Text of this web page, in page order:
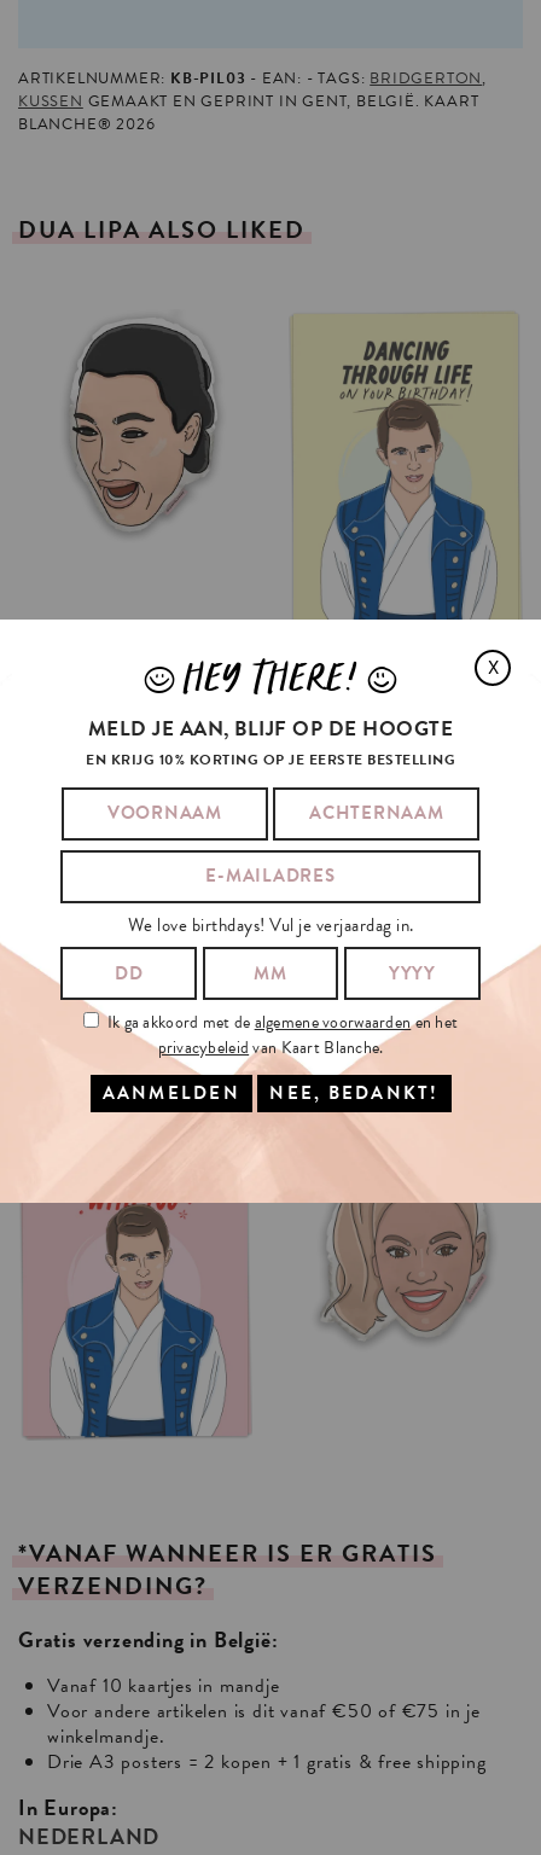
ARTIKELNUMMER: KB-PIL03 EAN: TAGS:BRIDGERTON,
KUSSENGEMAAKT EN GEPRINT IN GENT, BELGIË. KAART
BLANCHE® 2026
DUA LIPA ALSO LIKED
*VANAF WANNEER IS ER GRATIS
VERZENDING?
Gratis verzending in België:
Vanaf 10 kaartjes in mandje
Voor andere artikelen is dit vanaf €50 of €75 in je
winkelmandje.
Drie A3 posters = 2 kopen + 1 gratis & free shipping
In Europa:
NEDERLAND
X
JHEY THERE! L
MELD JE AAN, BLIJF OP DE HOOGTE
EN KRIJG 10% KORTING OP JE EERSTE BESTELLING
We love birthdays! Vul je verjaardag in.
Ik ga akkoord met dealgemene voorwaardenen het
privacybeleidvan Kaart Blanche.